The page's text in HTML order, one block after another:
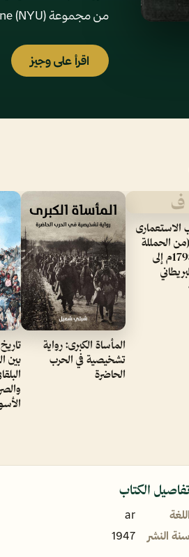
من مجموعة Arabic Collections Online (NYU).
اقرأ على وجيز
ف
الاستعمارى
الحمللة
الفرنسية 1798م إلى
المأساة الكبرى: رواية
تشخيصية في الحرب
الحاضرة
بين
الكتاب
اللغة
ar
سنة النشر
1947